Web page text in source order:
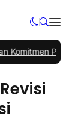
Komitmen PKS